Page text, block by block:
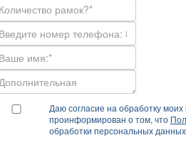
Даю согласие на обработку
проинформирован о том, что
обработки персональных